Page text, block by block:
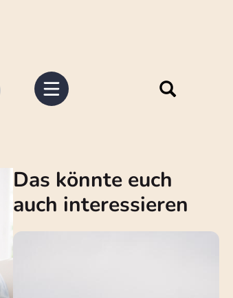
Das könnte euch
auch interessieren